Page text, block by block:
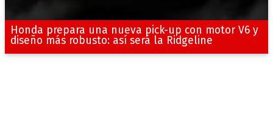
Honda prepara una nueva pick-up con motor V6 y
diseño más robusto: así será la Ridgeline